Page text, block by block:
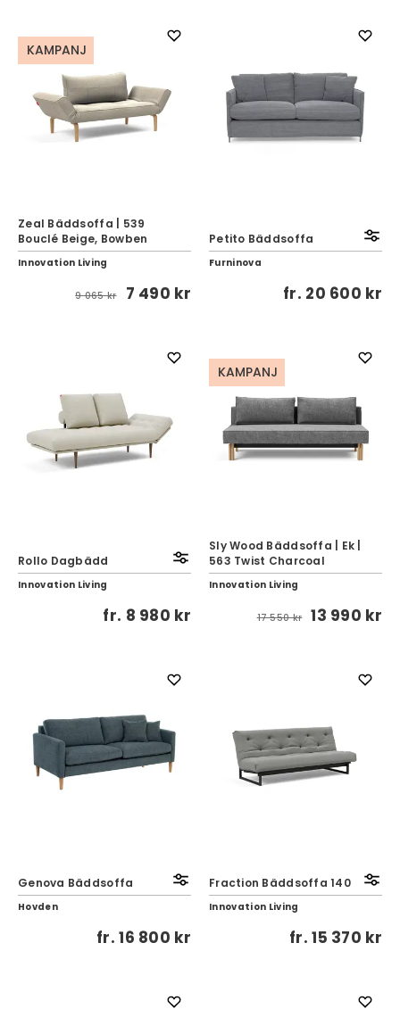
KAMPANJ
Zeal Bäddsoffa | 539
Bouclé Beige, Bowben
Innovation Living
9 065 kr 7 490 kr
Petito Bäddsoffa
Furninova
fr. 20 600 kr
Rollo Dagbädd
Innovation Living
fr. 8 980 kr
KAMPANJ
Sly Wood Bäddsoffa | Ek |
563 Twist Charcoal
Innovation Living
17 550 kr 13 990 kr
Genova Bäddsoffa
Hovden
fr.16 800 kr
Fraction Bäddsoffa 140
Innovation Living
fr.15 370 kr